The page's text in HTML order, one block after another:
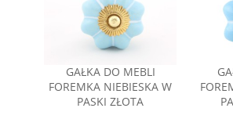
GAŁKA DO MEBLI
FOREMKA NIEBIESKA W
PASKI ZŁOTA